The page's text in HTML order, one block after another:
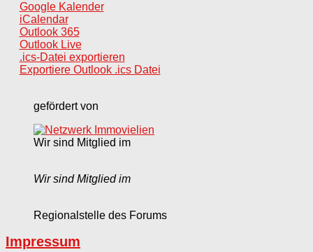
Google Kalender
iCalendar
Outlook 365
Outlook Live
.ics-Datei exportieren
Exportiere Outlook .ics Datei
gefördert von
Wir sind Mitglied im
Wir sind Mitglied im
Regionalstelle des Forums
Impressum